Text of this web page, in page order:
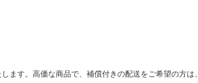
ます。高価な商品で、補償付きの配送をご希望の方は